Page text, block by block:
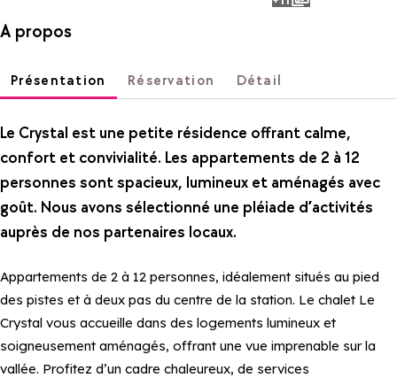
photos
A propos
Présentation Réservation Détail
Le Crystal est une petite résidence offrant calme,
confort et convivialité. Les appartements de 2 à 12
personnes sont spacieux, lumineux et aménagés avec
goût. Nous avons sélectionné une pléiade d’activités
auprès de nos partenaires locaux.
Appartements de 2 à 12 personnes, idéalement situés au pied
des pistes et à deux pas du centre de la station. Le chalet Le
Crystal vous accueille dans des logements lumineux et
soigneusement aménagés, offrant une vue imprenable sur la
vallée. Profitez d’un cadre chaleureux, de services